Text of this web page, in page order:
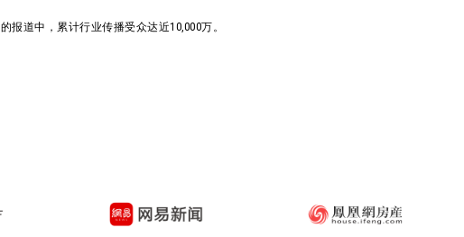
报道中，累计行业传播受众达近10,000万。